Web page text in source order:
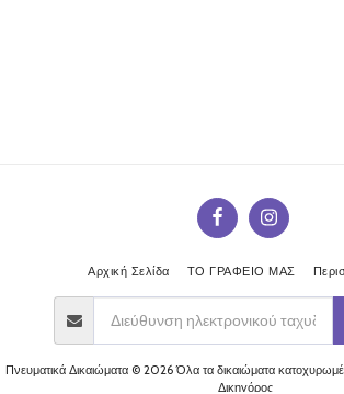
Αρχική Σελίδα ΤΟ ΓΡΑΦΕΙΟ ΜΑΣ
Πνευματικά Δικαιώματα © 2026 Όλα τα δικαιώματα
Δικηγόρος